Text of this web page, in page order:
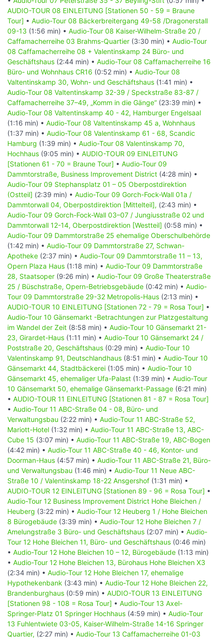
AUDIO-TOUR 08 EINLEITUNG [Stationen 50 - 59 = Braune
Tour] • Audio-Tour 08 Bäckerbreitergang 49-58 /Dragonerstall
09-13 (1:56 min) • Audio-Tour 08 Kaiser-Wilhelm-Straße 20 /
Caffamacherreihe 03 Brahms-Quartier (3:30 min) • Audio-Tour
08 Caffamacherreihe 08 + Valentinskamp 24 Büro- und
Geschäftshaus (2:44 min) • Audio-Tour 08 Caffamacherreihe 16
Büro- und Wohnhaus CR16 (0:52 min) • Audio-Tour 08
Valtentinskamp 30, Wohn- und Geschäftshaus (1:41 min) •
Audio-Tour 08 Valtentinskamp 32-39 / Speckstraße 83-87 /
Caffamacherreihe 37–49, „Komm in die Gänge“ (23:39 min) •
Audio-Tour 08 Valtentinskamp 40 - 42, Hamburger Engelsaal
(1:16 min) • Audio-Tour 08 Valtentinskamp 45 a, Wohnhaus
(1:37 min) • Audio-Tour 08 Valentinskamp 61 - 68, Scandic
Hamburg (1:39 min) • Audio-Tour 08 Valentinskamp 70,
Hochhaus (9:05 min) • AUDIO-TOUR 09 EINLEITUNG
[Stationen 61 - 70 = Braune Tour] • Audio-Tour 09
Dammtorstraße, Business Improvement District (4:28 min) •
Audio-Tour 09 Stephansplatz 01 – 05 Oberpostdirektion
(Ostteil] (2:39 min) • Audio-Tour 09 Gorch-Fock-Wall 01a /
Dammtorwall 04, Oberpostdirektion [Mittelteil], (2:43 min) •
Audio-Tour 09 Gorch-Fock-Wall 03–07 / Jungiusstraße 02 und
Dammtorwall 12-14, Oberpostdirektion [Westteil] (0:58 min) •
Audio-Tour 09 Dammtorstraße 25 ehemalige Oberschulbehörde
(1:42 min) • Audio-Tour 09 Dammtorstraße 27, Schwan-
Apotheke (2:37 min) • Audio-Tour 09 Dammtorstraße 11 – 13,
Opern Plaza Haus (1:18 min) • Audio-Tour 09 Dammtorstraße
28, Staatsoper (9:26 min) • Audio-Tour 09 Große Theaterstraße
25 / Büschstraße, Opern-Betriebsgebäude (0:42 min) • Audio-
Tour 09 Dammtorstraße 29-32 Metropolis-Haus (2:13 min) •
AUDIO-TOUR 10 EINLEITUNG [Stationen 72 - 79 = Rosa Tour] •
Audio-Tour 10 Gänsemarkt -Betrachtungen zur Platzgestaltung
im Wandel der Zeit (8:58 min) • Audio-Tour 10 Gänsemarkt 21-
23, Girardet-Haus (1:11 min) • Audio-Tour 10 Gänsemarkt 24 /
Poststraße 20, Geschäftshaus (0:29 min) • Audio-Tour 10
Valentinskamp 91, Deutschlandhaus (8:51 min) • Audio-Tour 10
Gänsemarkt 44, Stadtbäckerei (1:05 min) • Audio-Tour 10
Gänsemarkt 45, ehemaliger Ufa-Palast (1:39 min) • Audio-Tour
10 Gänsemarkt 50, ehemalige Gänsemarkt-Passage (6:21 min)
• AUDIO-TOUR 11 EINLEITUNG [Stationen 81 - 87 = Rosa Tour]
• Audio-Tour 11 ABC-Straße 04 - 08, Büro- und
Verwaltungsbau (2:22 min) • Audio-Tour 11 ABC-Straße 52,
Mariott-Hotel (1:32 min) • Audio-Tour 11 ABC-Straße 13, ABC-
Cube 15 (3:07 min) • Audio-Tour 11 ABC-Straße 19, ABC-Bogen
(4:42 min) • Audio-Tour 11 ABC-Straße 40 - 46, Kontor- und
Doorman-Haus (4:57 min) • Audio-Tour 11 ABC-Straße 21, Büro-
und Verwaltungsbau (1:46 min) • Audio-Tour 11 Neue ABC-
Straße 10 / Valentinskamp 18-22 Ansgershof (1:31 min) •
AUDIO-TOUR 12 EINLEITUNG [Stationen 89 - 96 = Rosa Tour] •
Audio-Tour 12 Business Improvement District Hohe Bleichen /
Heuberg (3:22 min) • Audio-Tour 12 Heuberg 1 / Hohe Bleichen
8 Bürogebäude (3:39 min) • Audio-Tour 12 Hohe Bleichen 7 /
Amelungstraße 3 Büro- und Geschäftshaus (2:07 min) • Audio-
Tour 12 Hohe Bleichen 11, Büro- und Geschäftshaus (0:46 min)
• Audio-Tour 12 Hohe Bleichen 10 – 12, Bürogebäude (1:13 min)
• Audio-Tour 12 Hohe Bleichen 13, Bürohaus Hohe Bleichen X3
(2:34 min) • Audio-Tour 12 Hohe Bleichen 17, ehemalige
Hypothekenbank (3:43 min) • Audio-Tour 12 Hohe Bleichen 22,
Brandenburghaus (0:59 min) • AUDIO-TOUR 13 EINLEITUNG
[Stationen 98 - 108 = Rosa Tour] • Audio-Tour 13 Axel-
Springer-Platz 01 Springer Hochhaus (4:59 min) • Audio-Tour
13 Fuhlentwiete 03-05, Kaiser-Wilhelm-Straße 14-16 Springer
Quartier, (2:27 min) • Audio-Tour 13 Caffamacherreihe 01-03